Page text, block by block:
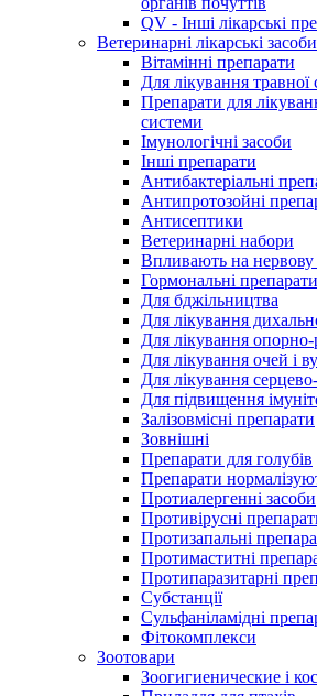
QV - Інші лікарські
Ветеринарні лікарські засоби
Вітамінні препарати
Для лікування травної
Препарати для
системи
Імунологічні засоби
Інші препарати
Антибактеріальні
Антипротозойні
Антисептики
Ветеринарні набори
Впливають на нервову
Гормональні препарати
Для бджільництва
Для лікування
Для лікування опорно-
Для лікування очей і
Для лікування
Для підвищення
Залізовмісні препарати
Зовнішні
Препарати для голубів
Препарати
Протиалергенні засоби
Противірусні
Протизапальні
Протимаститні
Протипаразитарні
Субстанції
Сульфаніламідні
Фітокомплекси
Зоотовари
Зоогигиенические і